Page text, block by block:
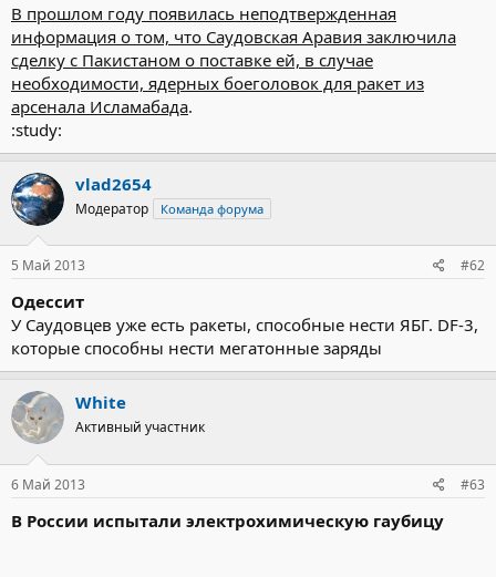
В прошлом году появилась неподтвержденная
информация о том, что Саудовская Аравия заключила
сделку с Пакистаном о поставке ей, в случае
необходимости, ядерных боеголовок для ракет из
арсенала Исламабада.
:study:
vlad2654
Модератор Команда форума
5 Май 2013 #62
Одессит
У Саудовцев уже есть ракеты, способные нести ЯБГ. DF-3,
которые способны нести мегатонные заряды
White
Активный участник
6 Май 2013 #63
В России испытали электрохимическую гаубицу